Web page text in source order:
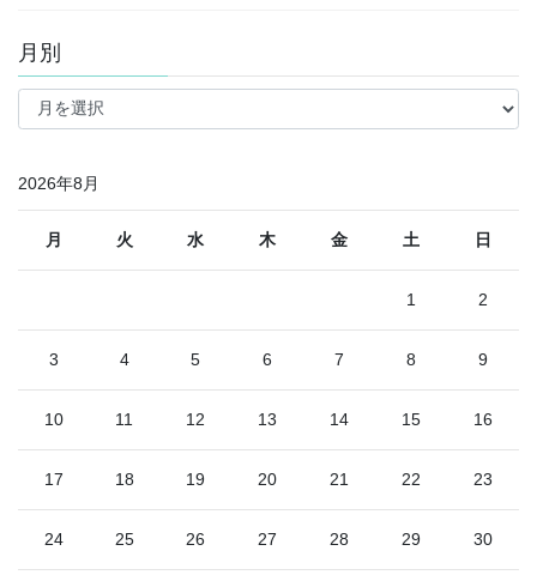
月別
月
2026年8月
月 火 水 木 金 土 日
1 2
3 4 5 6 7 8 9
10 11 12 13 14 15 16
17 18 19 20 21 22 23
24 25 26 27 28 29 30